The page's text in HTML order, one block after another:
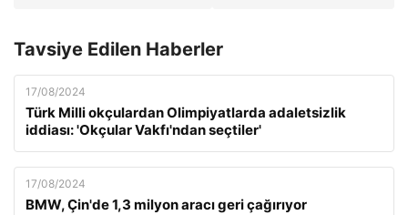
Tavsiye Edilen Haberler
17/08/2024
Türk Milli okçulardan Olimpiyatlarda adaletsizlik
iddiası: 'Okçular Vakfı'ndan seçtiler'
17/08/2024
BMW, Çin'de 1,3 milyon aracı geri çağırıyor